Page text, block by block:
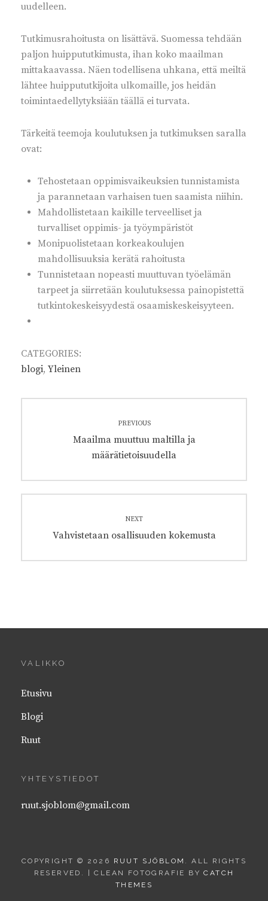
uudelleen.
Tutkimusrahoitusta on lisättävä. Suomessa tehdään
paljon huippututkimusta, ihan koko maailman
mittakaavassa. Näen todellisena uhkana, että meiltä
lähtee huippututkijoita ulkomaille, jos heidän
toimintaedellytyksiään täällä ei turvata.
Tärkeitä teemoja koulutuksen ja tutkimuksen saralla
ovat:
Tehostetaan oppimisvaikeuksien tunnistamista
ja parannetaan varhaisen tuen saamista niihin.
Mahdollistetaan kaikille terveelliset ja
turvalliset oppimis- ja työympäristöt
Monipuolistetaan korkeakoulujen
mahdollisuuksia kerätä rahoitusta
Tunnistetaan nopeasti muuttuvan työelämän
tarpeet ja siirretään koulutuksessa painopistettä
tutkintokeskeisyydestä osaamiskeskeisyyteen.
CATEGORIES:
blogi, Yleinen
selaus
PREVIOUS
Previous
post:
Maailma muuttuu maltilla ja
määrätietoisuudella
NEXT
Next
Vahvistetaan osallisuuden kokemusta
VALIKKO
Etusivu
Blogi
Ruut
YHTEYSTIEDOT
ruut.sjoblom@gmail.com
COPYRIGHT © 2026 RUUT SJÖBLOM . ALL RIGHTS
RESERVED. | CLEAN FOTOGRAFIE BYCATCH
THEMES